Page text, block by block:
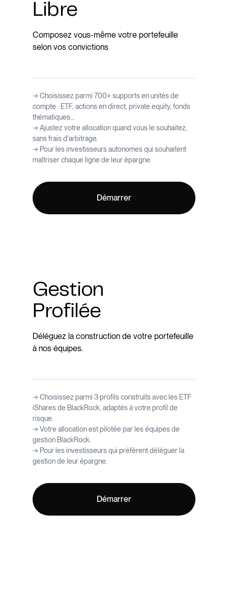
Libre
Composez vous-même votre portefeuille
selon vos convictions
→ Choisissez parmi 700+ supports en unités de
compte : ETF, actions en direct, private equity, fonds
thématiques...
→ Ajustez votre allocation quand vous le souhaitez,
sans frais d'arbitrage.
→ Pour les investisseurs autonomes qui souhaitent
maîtriser chaque ligne de leur épargne.
Démarrer
Gestion
Profilée
Déléguez la construction de votre portefeuille
à nos équipes.
→ Choisissez parmi 3 profils construits avec les ETF
iShares de BlackRock, adaptés à votre profil de
risque.
→ Votre allocation est pilotée par les équipes de
gestion BlackRock.
→ Pour les investisseurs qui préfèrent déléguer la
gestion de leur épargne.
Démarrer